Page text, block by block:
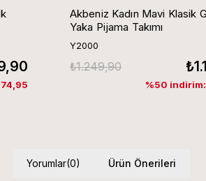
Akbeniz Kadın Mavi Klasik
Yaka Pijama Takımı
Y2000
₺1.249,90
%50
Yorumlar(0) Ürün Önerileri